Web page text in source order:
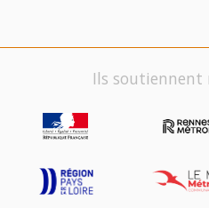
Ils soutiennent